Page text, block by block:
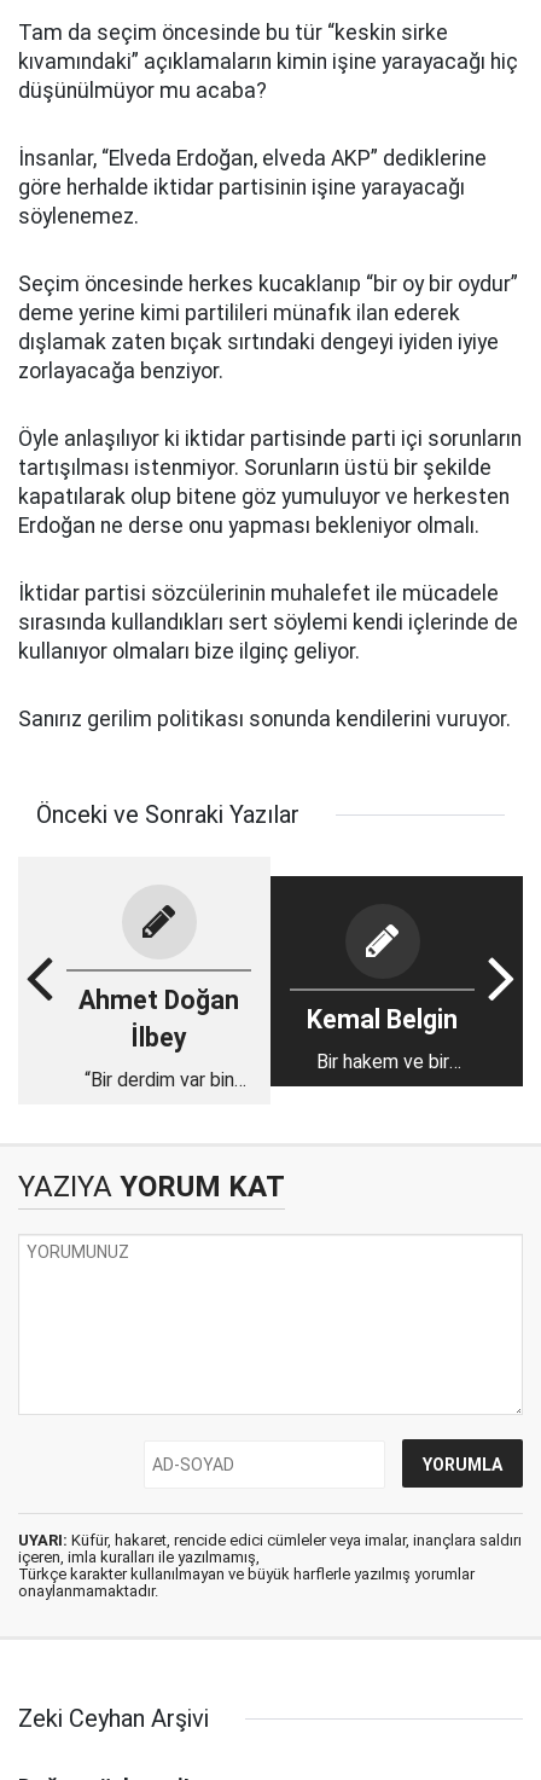
Tam da seçim öncesinde bu tür “keskin sirke
kıvamındaki” açıklamaların kimin işine yarayacağı hiç
düşünülmüyor mu acaba?
İnsanlar, “Elveda Erdoğan, elveda AKP” dediklerine
göre herhalde iktidar partisinin işine yarayacağı
söylenemez.
Seçim öncesinde herkes kucaklanıp “bir oy bir oydur”
deme yerine kimi partilileri münafık ilan ederek
dışlamak zaten bıçak sırtındaki dengeyi iyiden iyiye
zorlayacağa benziyor.
Öyle anlaşılıyor ki iktidar partisinde parti içi sorunların
tartışılması istenmiyor. Sorunların üstü bir şekilde
kapatılarak olup bitene göz yumuluyor ve herkesten
Erdoğan ne derse onu yapması bekleniyor olmalı.
İktidar partisi sözcülerinin muhalefet ile mücadele
sırasında kullandıkları sert söylemi kendi içlerinde de
kullanıyor olmaları bize ilginç geliyor.
Sanırız gerilim politikası sonunda kendilerini vuruyor.
Önceki ve Sonraki Yazılar
Ahmet Doğan
İlbey
“Bir derdim var bin
Kemal Belgin
Bir hakem ve bir
kaleci hediyesi!
YAZIYA YORUM KAT
UYARI: Küfür, hakaret, rencide edici cümleler veya imalar, inançlara saldırı
içeren, imla kuralları ile yazılmamış,
Türkçe karakter kullanılmayan ve büyük harflerle yazılmış yorumlar
onaylanmamaktadır.
Zeki Ceyhan Arşivi